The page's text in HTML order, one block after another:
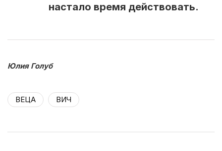
настало время действовать.
Юлия Голуб
ВЕЦА ВИЧ